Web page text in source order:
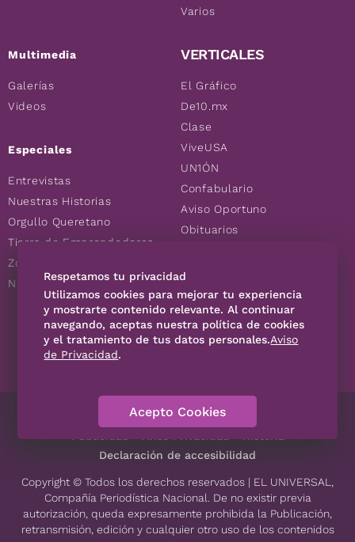
Multimedia
Galerías
Videos
Especiales
Entrevistas
Nuestras Historias
Orgullo Queretano
Tierra de Emprendedores
Zoociales
Nuevos Queretanos
Varios
VERTICALES
El Gráfico
De10.mx
Clase
ViveUSA
UN1ÓN
Confabulario
Aviso Oportuno
Obituarios
Consultas
SÍGUENOS
Contáctanos Código de Ética
Publicidad
Aviso Privacidad
Historia
Declaración de accesibilidad
Copyright © Todos los derechos reservados | EL UNIVERSAL,
Compañía Periodística Nacional. De no existir previa
autorización, queda expresamente prohibida la Publicación,
retransmisión, edición y cualquier otro uso de los contenidos
Respetamos tu privacidad
Utilizamos cookies para mejorar tu experiencia
y mostrarte contenido relevante. Al continuar
navegando, aceptas nuestra política de cookies
y el tratamiento de tus datos personales.Aviso
de Privacidad.
Acepto Cookies